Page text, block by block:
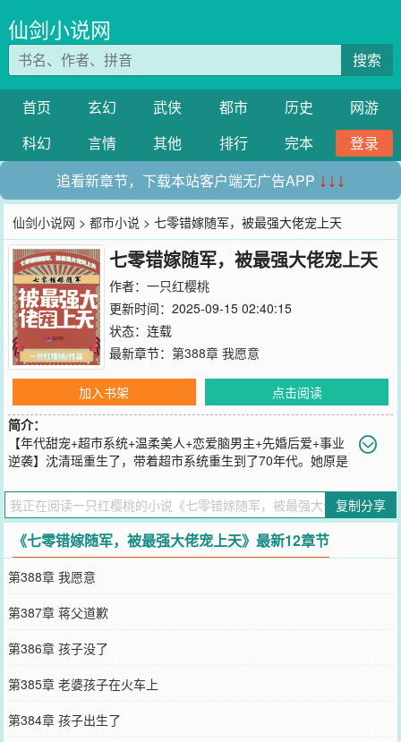
仙剑小说网
搜索
首页 玄幻 武侠 都市 历史
网游
科幻
言情 其他 排行 完本
登录
追看新章节，下载本站客户端无广告APP ↓↓↓
仙剑小说网 >都市小说 > 七零错嫁随军，被最强大佬宠上天
七零错嫁随军，被最强大佬宠上天
作者： 一只红樱桃
更新时间：2025-09-15 02:40:15
状态：连载
最新章节： 第388章 我愿意
加入书架
点击阅读
简介：
【年代甜宠+超市系统+温柔美人+恋爱脑男主+先婚后爱+事业
逆袭】沈清瑶重生了，带着超市系统重生到了70年代。她原是
砚有了联系。“你别娶沈梦怡，娶我！”江砚看着沈清瑶这张精致的小
脸，带着她签下了结婚申请。从那之后江砚就暴露了自己恋爱脑的本
质。沈梦怡不甘心沈清瑶过得风生水起，暗中使坏最终却自食其果。
而她在乡村当老师，在北京城报社打杂，不断学习外语，一步步走上
了翻译官的位置。这一世，她摆脱了原身悲惨的结局，事业爱情双丰
收。
您要是觉得《
七零错嫁随军，被最强大佬宠上天
忘记向您QQ群和微博微信里的朋友推荐哦！
复制分享
《七零错嫁随军，被最强大佬宠上天》最新12章节
第388章 我愿意
第387章 蒋父道歉
第386章 孩子没了
第385章 老婆孩子在火车上
第384章 孩子出生了